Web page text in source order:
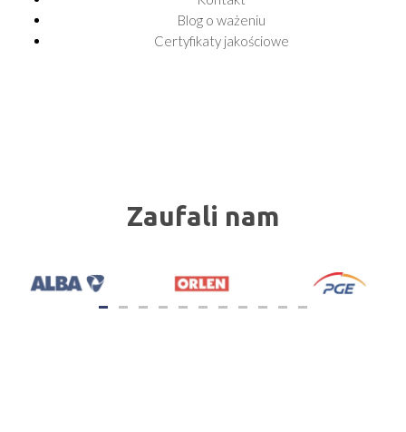
Blog o ważeniu
Certyfikaty jakościowe
Zaufali nam